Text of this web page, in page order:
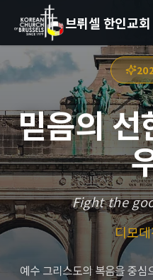
브뤼셀 한인교회
믿음의 선
Fight the
디모
예수 그리스도의 복음을 중